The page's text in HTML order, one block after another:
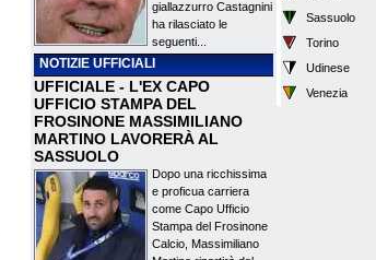
giallazzurro Castagnini
ha rilasciato le
seguenti...
NOTIZIE UFFICIALI
UFFICIALE - L'EX CAPO
UFFICIO STAMPA DEL
FROSINONE MASSIMILIANO
MARTINO LAVORERÀ AL
SASSUOLO
Dopo una ricchissima
e proficua carriera
come Capo Ufficio
Stampa del Frosinone
Calcio, Massimiliano
Sassuolo
Torino
Udinese
Venezia